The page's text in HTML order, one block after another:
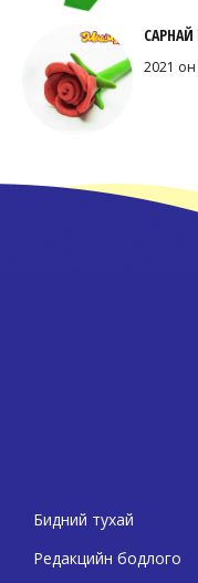
САРНАЙ
2021 он
Бидний тухай
Редакцийн бодлого